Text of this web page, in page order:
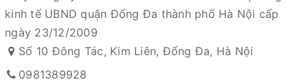
kinh tế UBND quận Đống Đa thành phố Hà Nội cấp
ngày 23/12/2009
Số 10 Đông Tác, Kim Liên, Đống Đa, Hà Nội
0981389928